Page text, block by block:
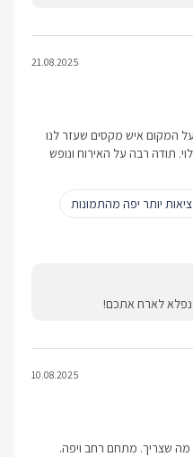
21.08.2025
המקום איש מקסים שעזר לנו
תודה רבה על האירוח ונופש
יותר יפה מהתמונות
לארח אתכם!
10.08.2025
שצריך. מתחם רחב ויפה.